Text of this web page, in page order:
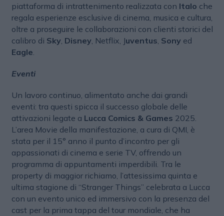
piattaforma di intrattenimento realizzata con Italo che
regala esperienze esclusive di cinema, musica e cultura,
oltre a proseguire le collaborazioni con clienti storici del
calibro di Sky, Disney, Netflix, Juventus, Sonyed
Eagle.
Eventi
Un lavoro continuo, alimentato anche dai grandi
eventi: tra questi spicca il successo globale delle
attivazioni legate a Lucca Comics & Games 2025.
L’area Movie della manifestazione, a cura di QMI, è
stata per il 15° anno il punto d’incontro per gli
appassionati di cinema e serie TV, offrendo un
programma di appuntamenti imperdibili. Tra le
property di maggior richiamo, l’attesissima quinta e
ultima stagione di “Stranger Things” celebrata a Lucca
con un evento unico ed immersivo con la presenza del
cast per la prima tappa del tour mondiale, che ha